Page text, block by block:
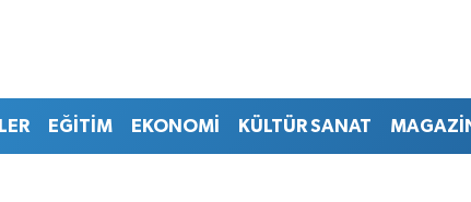
EĞİTİM EKONOMİ KÜLTÜR SANAT